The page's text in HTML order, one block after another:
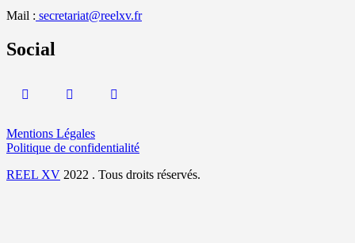
Mail : secretariat@reelxv.fr
Social
Mentions Légales
Politique de confidentialité
REEL XV 2022 . Tous droits réservés.